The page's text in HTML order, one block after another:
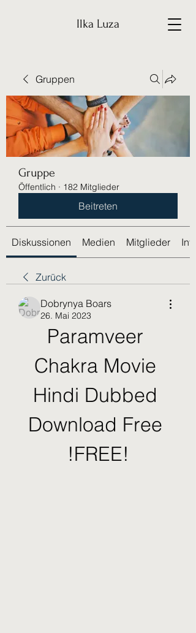
Ilka Luza
Gruppen
Gruppe
Öffentlich · 182 Mitglieder
Beitreten
Diskussionen Medien Mitglieder Info
Zurück
Dobrynya Boars
26. Mai 2023
Paramveer
Chakra Movie
Hindi Dubbed
Download Free
!FREE!